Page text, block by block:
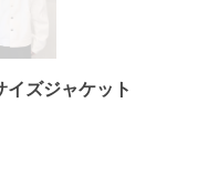
イズジャケット